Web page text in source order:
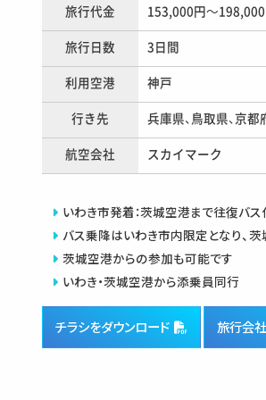
旅行代金 153,000円～198,000
旅行日数 3日間
利用空港 神戸
行き先 兵庫県、鳥取県、京都
航空会社 スカイマーク
いわき市発着：茨城空港まで往復バス
バス乗降はいわき市内限定となり、
茨城空港からの参加も可能です
いわき・茨城空港から添乗員同行
チラシをダウンロード 旅行会